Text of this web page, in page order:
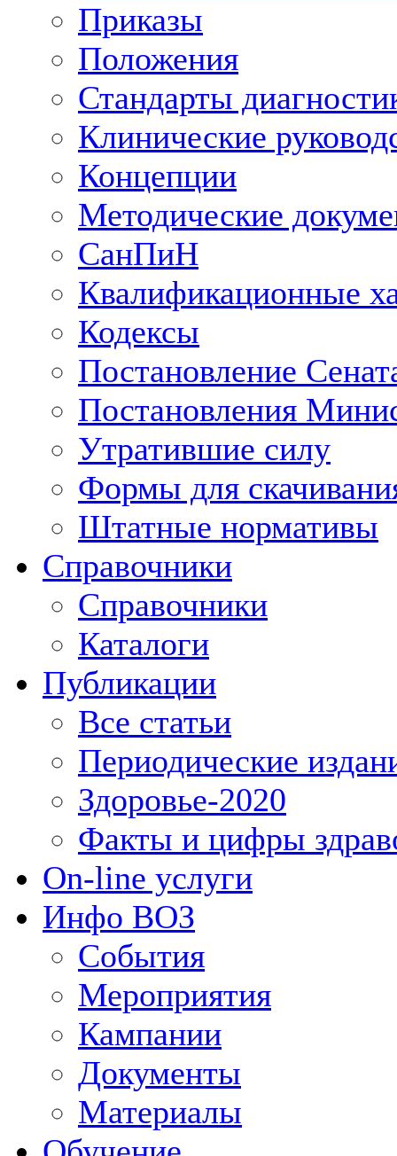
Приказы
Положения
Стандарты
Клинические
Концепции
Методические
СанПиН
Квалификационные
Кодексы
Постановление
Постановления
Утратившие силу
Формы для
Штатные нормативы
Справочники
Справочники
Каталоги
Публикации
Все статьи
Периодические
Здоровье-2020
Факты и цифры
On-line услуги
Инфо ВОЗ
События
Мероприятия
Кампании
Документы
Материалы